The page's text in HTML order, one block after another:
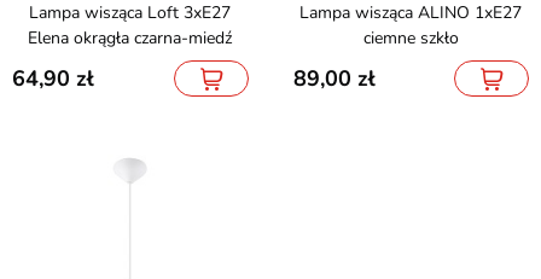
Lampa wisząca Loft 3xE27
Elena okrągła czarna-miedź
64,90
Lampa wisząca ALINO 1xE27
ciemne szkło
89,00